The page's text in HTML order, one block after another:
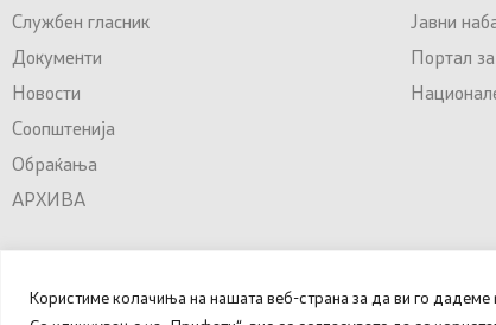
Користиме колачиња на нашата веб-страна за да ви го
Службен гласник
Документи
Новости
Соопштенија
Обраќања
АРХИВА
Јавни
Портал
© 2025 – 2026 Општина Куманово. Сите права задржани.